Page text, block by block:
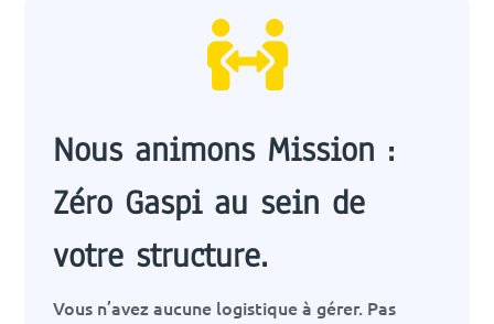

Nous animons Mission :
Zéro Gaspi au sein de
votre structure.
Vous n’avez aucune logistique à gérer. Pas